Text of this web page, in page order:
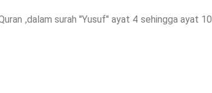
,dalam surah "Yusuf" ayat 4 sehingga ayat 10